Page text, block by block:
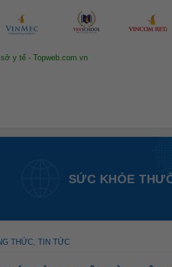
y tế - Topweb.com.vn
SỨC KHỎE
THỨC, TIN TỨC